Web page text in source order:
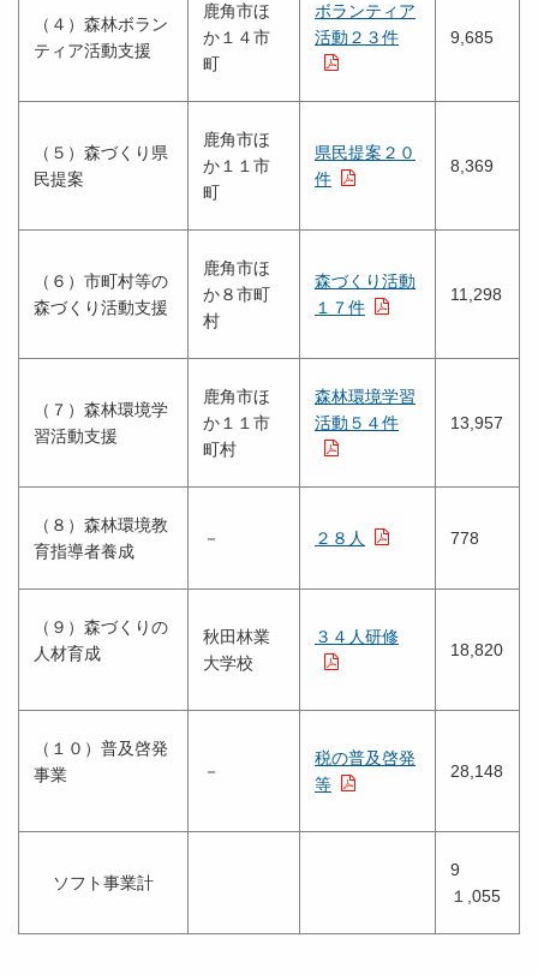
（４）森林ボラン
ティア活動支援
鹿角市ほ
か１４市
町
ボランティア
活動２３件
9,685
（５）森づくり県
民提案
鹿角市ほ
か１１市
町
県民提案２０
件
8,369
（６）市町村等の
森づくり活動支援
鹿角市ほ
か８市町
村
森づくり活動
１７件
11,298
（７）森林環境学
習活動支援
鹿角市ほ
か１１市
町村
森林環境学習
活動５４件
13,957
（８）森林環境教
育指導者養成
－ ２８人 778
（９）森づくりの
人材育成
秋田林業
大学校
３４人研修
18,820
（１０）普及啓発
事業
－
税の普及啓発
等
28,148
ソフト事業計
9
１,055